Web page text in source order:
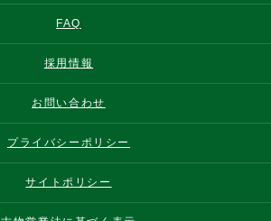
FAQ
採用情報
お問い合わせ
プライバシーポリシー
サイトポリシー